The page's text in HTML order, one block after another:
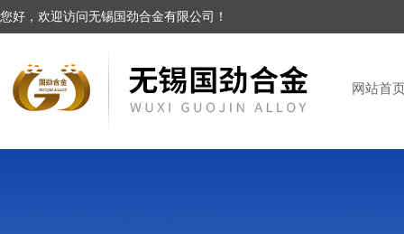
您好，欢迎访问无锡国劲合金有限公司！
网站首